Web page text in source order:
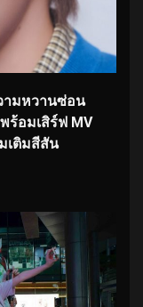
ามหวานซ่อน
ร้อมเสิร์ฟ MV
เติมสีสัน